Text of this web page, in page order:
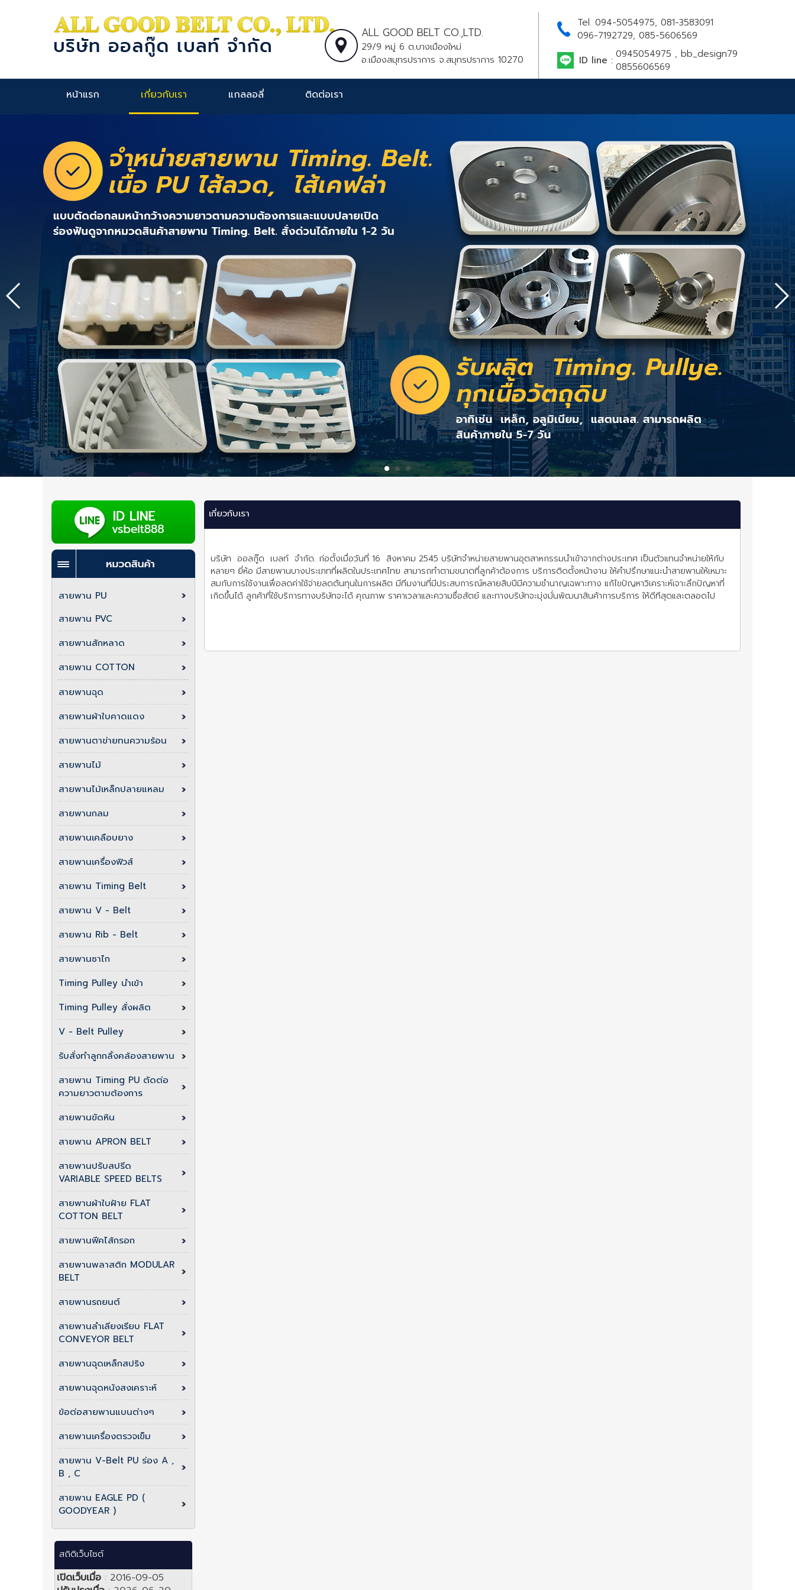
ALL GOOD BELT CO.,LTD.
29/9 หมู่ 6 ต.บางเมืองใหม่
อ.เมืองสมุทรปราการ จ.สมุทรปราการ 10270
Tel. 094-5054975, 081-3583091
096-7192729, 085-5606569
ID line : 0945054975 , bb_design79
0855606569
หน้าแรก เกี่ยวกับเรา แกลลอลี่ ติดต่อเรา
สายพาน PU
สายพาน PVC
สายพานสักหลาด
สายพาน COTTON
สายพานฉุด
สายพานผ้าใบคาดแดง
สายพานตาข่ายทนความร้อน
สายพานไม้
สายพานไม้เหล็กปลายแหลม
สายพานกลม
สายพานเคลือบยาง
สายพานเครื่องฟิวส์
สายพาน Timing Belt
สายพาน V - Belt
สายพาน Rib - Belt
สายพานซาไก
Timing Pulley นำเข้า
Timing Pulley สั่งผลิต
V - Belt Pulley
รับสั่งทำลูกกลิ้งคล้องสายพาน
สายพาน Timing PU ตัดต่อ
ความยาวตามต้องการ
สายพานขัดหิน
สายพาน APRON BELT
สายพานปรับสปรีด
VARIABLE SPEED BELTS
สายพานผ้าใบฝ้าย FLAT
COTTON BELT
สายพานฟีคไส้กรอก
สายพานพลาสติก MODULAR
BELT
สายพานรถยนต์
สายพานลำเลียงเรียบ FLAT
CONVEYOR BELT
สายพานฉุดเหล็กสปริง
สายพานฉุดหนังสงเคราะห์
ข้อต่อสายพานแบนต่างๆ
สายพานเครื่องตรวจเข็ม
สายพาน V-Belt PU ร่อง A ,
B , C
สายพาน EAGLE PD (
GOODYEAR )
สถิติเว็บไซต์
เปิดเว็บเมื่อ : 2016-09-05
เกี่ยวกับเรา
บริษัท ออลกู๊ด เบลท์ จำกัด. ก่อตั้งเมื่อวันที่ 16 สิงหาคม 2545 บริษัทจำหน่ายสายพานอุตสาหกรรมนำเข้าจากต่างประเทศ เป็นตัวแทนจำหน่ายให้กับ
หลายๆ ยี่ห้อ มีสายพานบางประเภทที่ผลิตในประเทศไทย สามารถทำตามขนาดที่ลูกค้าต้องการ บริการติดตั้งหน้างาน ให้คำปรึกษาแนะนำสายพานให้เหมาะ
สมกับการใช้งานเพื่อลดค่าใช้จ่ายลดต้นทุนในการผลิต มีทีมงานที่มีประสบการณ์หลายสิบปีมีความชำนาญเฉพาะทาง แก้ไขปัญหาวิเคราะห์เจาะลึกปัญหาที่
เกิดขึ้นได้ ลูกค้าที่ใช้บริการทางบริษัทจะได้ คุณภาพ ราคาเวลาและความซื่อสัตย์ และทางบริษัทจะมุ่งมั่นพัฒนาสินค้าการบริการ ให้ดีทีสุดและตลอดไป